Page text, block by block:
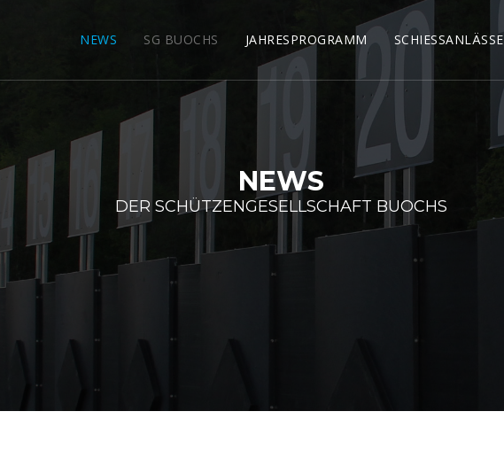
NEWS SG BUOCHS JAHRESPROGRAMM SCHIESSANLÄSSE
NEWS
DER SCHÜTZENGESELLSCHAFT BUOCHS